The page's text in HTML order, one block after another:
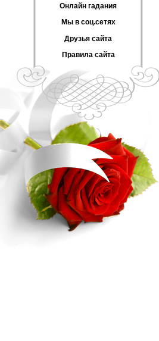
Онлайн гадания
Мы в соц.сетях
Друзья сайта
Правила сайта